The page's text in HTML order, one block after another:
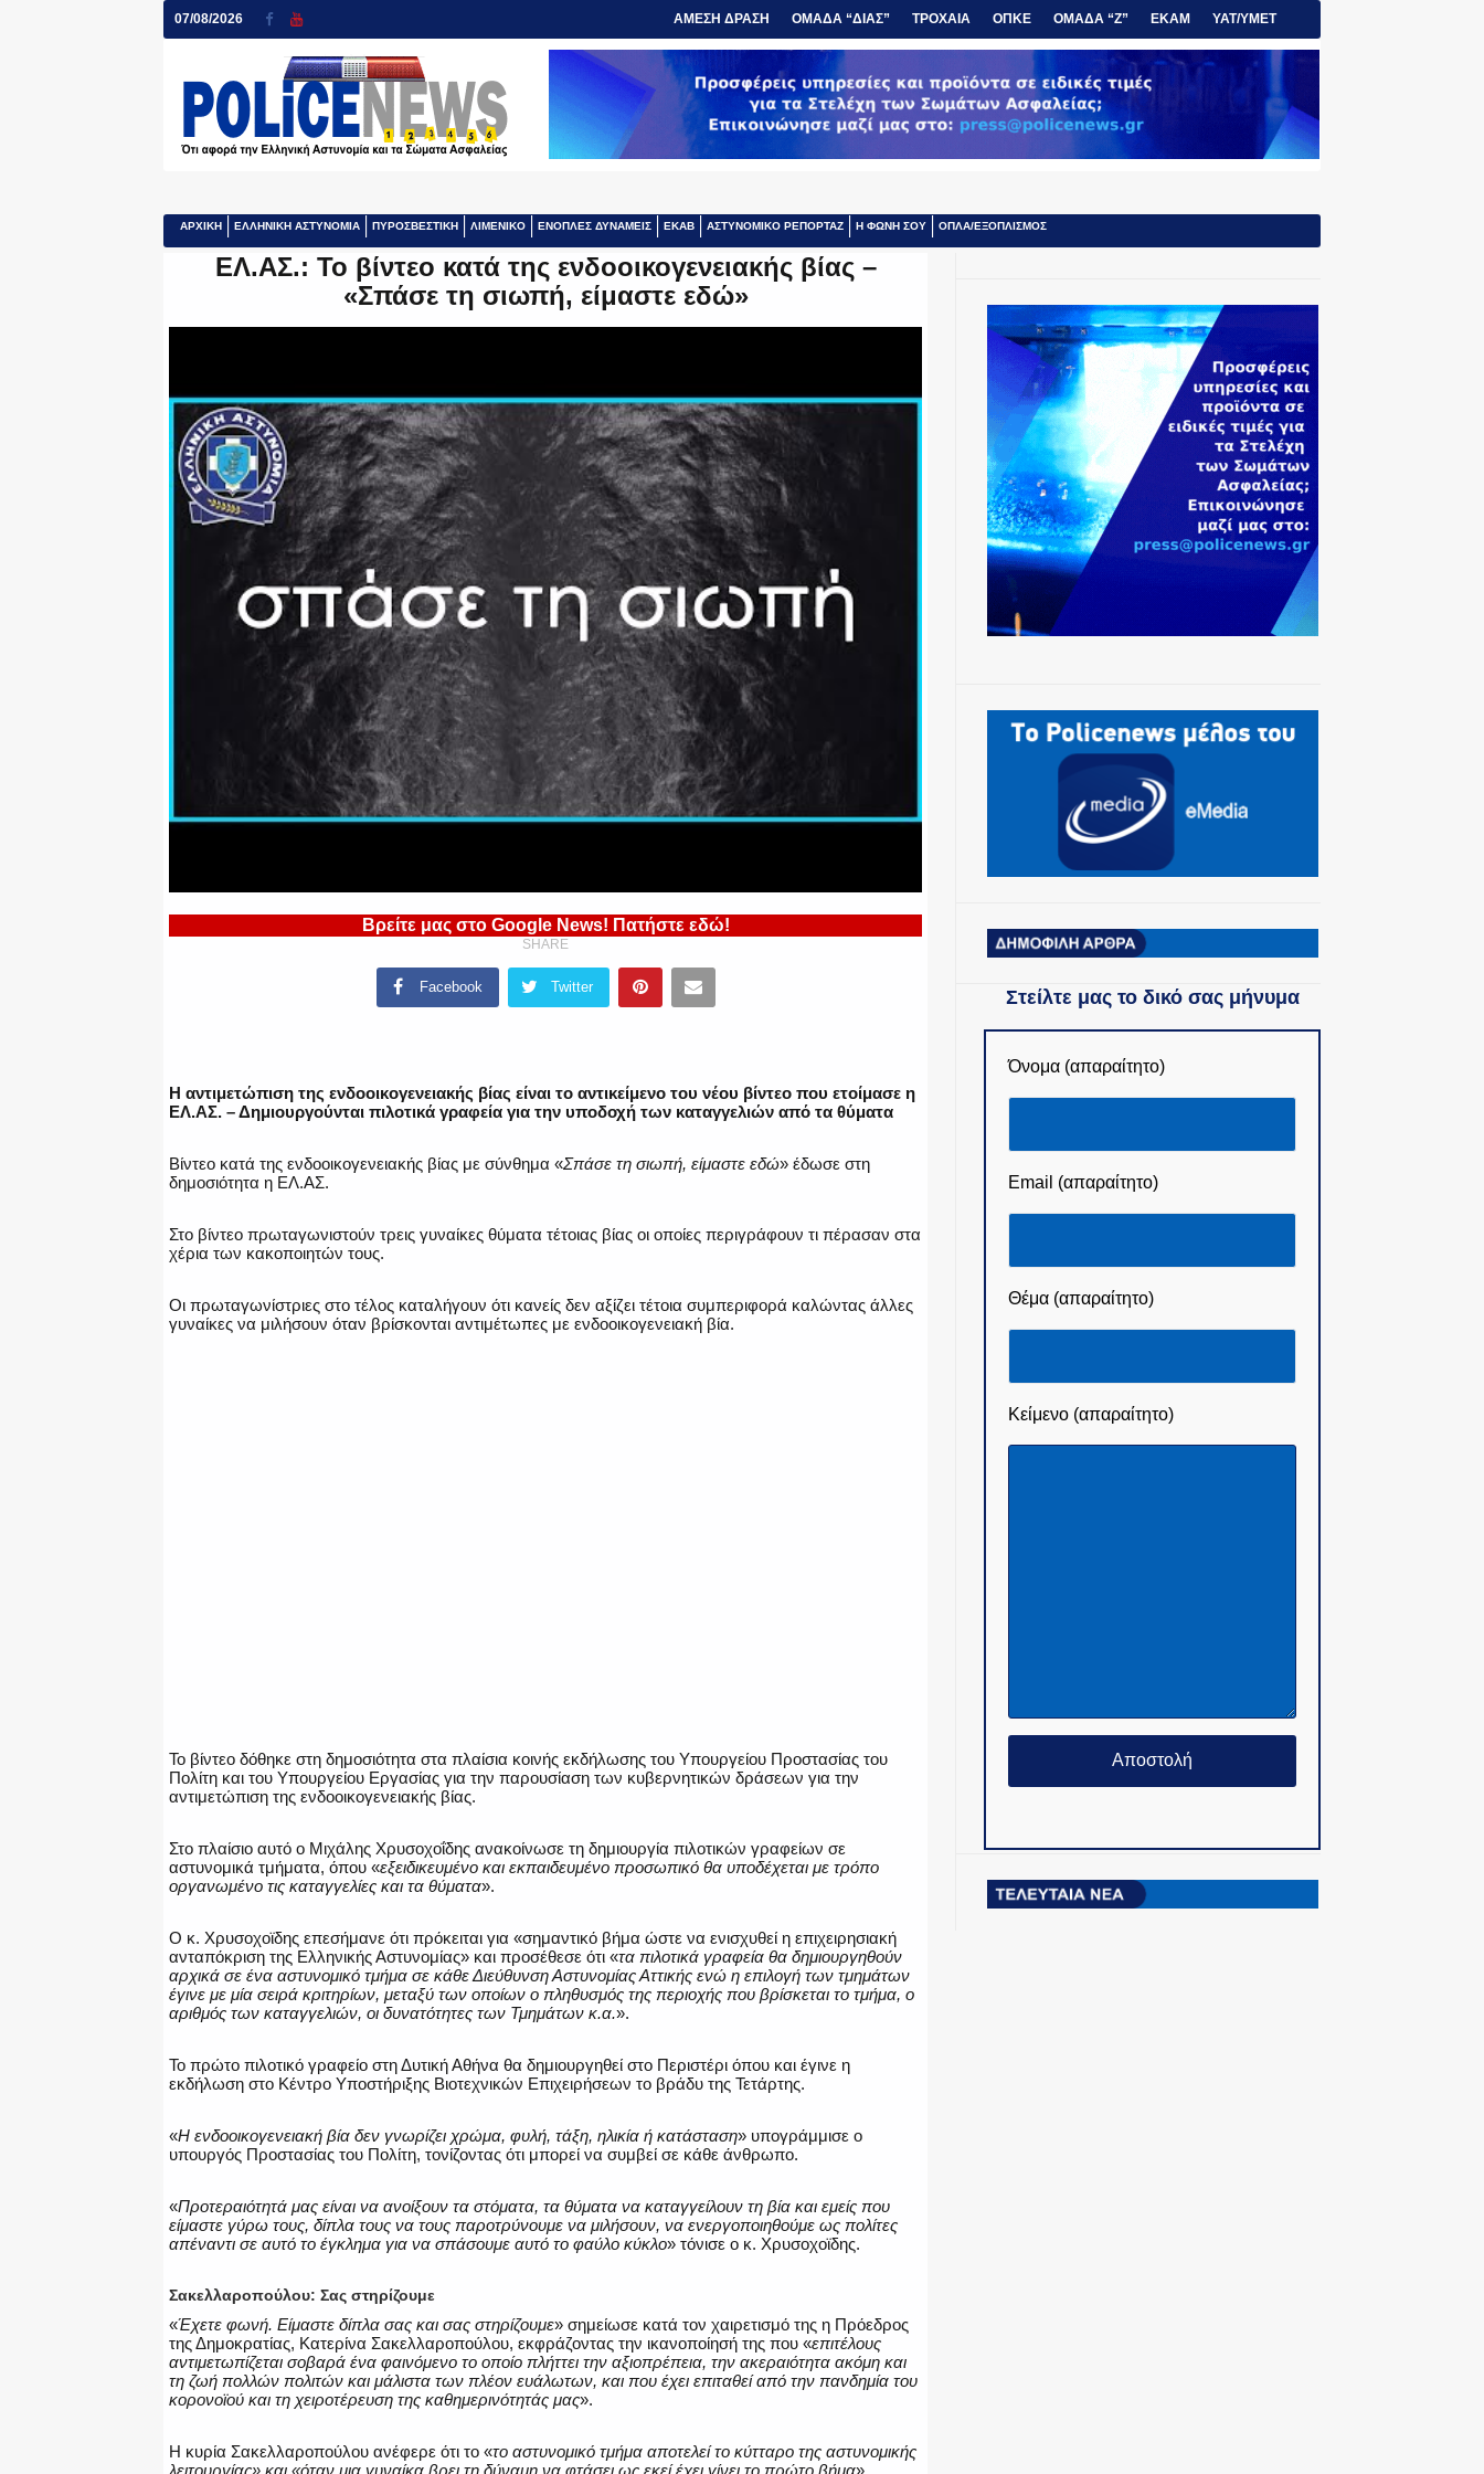
07/08/2026 ΑΜΕΣΗ ΔΡΑΣΗ ΟΜΑΔΑ “ΔΙΑΣ” ΤΡΟΧΑΙΑ ΟΠΚΕ ΟΜΑΔΑ “Ζ” ΕΚΑΜ ΥΑΤ/ΥΜΕΤ
ΑΡΧΙΚΗ ΕΛΛΗΝΙΚΗ ΑΣΤΥΝΟΜΙΑ ΠΥΡΟΣΒΕΣΤΙΚΗ ΛΙΜΕΝΙΚΟ ΕΝΟΠΛΕΣ ΔΥΝΑΜΕΙΣ ΕΚΑΒ ΑΣΤΥΝΟΜΙΚΟ ΡΕΠΟΡΤΑΖ Η ΦΩΝΗ ΣΟΥ ΟΠΛΑ/ΕΞΟΠΛΙΣΜΟΣ
ΕΛ.ΑΣ.: Το βίντεο κατά της ενδοοικογενειακής βίας –
«Σπάσε τη σιωπή, είμαστε εδώ»
Βρείτε μας στο Google News! Πατήστε εδώ!
SHARE
Facebook Twitter
Η αντιμετώπιση της ενδοοικογενειακής βίας είναι το αντικείμενο του νέου βίντεο που ετοίμασε η
ΕΛ.ΑΣ. – Δημιουργούνται πιλοτικά γραφεία για την υποδοχή των καταγγελιών από τα θύματα
Βίντεο κατά της ενδοοικογενειακής βίας με σύνθημα «Σπάσε τη σιωπή, είμαστε εδώ» έδωσε στη
δημοσιότητα η ΕΛ.ΑΣ.
Στο βίντεο πρωταγωνιστούν τρεις γυναίκες θύματα τέτοιας βίας οι οποίες περιγράφουν τι πέρασαν στα
χέρια των κακοποιητών τους.
Οι πρωταγωνίστριες στο τέλος καταλήγουν ότι κανείς δεν αξίζει τέτοια συμπεριφορά καλώντας άλλες
γυναίκες να μιλήσουν όταν βρίσκονται αντιμέτωπες με ενδοοικογενειακή βία.
Το βίντεο δόθηκε στη δημοσιότητα στα πλαίσια κοινής εκδήλωσης του Υπουργείου Προστασίας του
Πολίτη και του Υπουργείου Εργασίας για την παρουσίαση των κυβερνητικών δράσεων για την
αντιμετώπιση της ενδοοικογενειακής βίας.
Στο πλαίσιο αυτό ο Μιχάλης Χρυσοχοΐδης ανακοίνωσε τη δημιουργία πιλοτικών γραφείων σε
αστυνομικά τμήματα, όπου «εξειδικευμένο και εκπαιδευμένο προσωπικό θα υποδέχεται με τρόπο
οργανωμένο τις καταγγελίες και τα θύματα».
Ο κ. Χρυσοχοϊδης επεσήμανε ότι πρόκειται για «σημαντικό βήμα ώστε να ενισχυθεί η επιχειρησιακή
ανταπόκριση της Ελληνικής Αστυνομίας» και προσέθεσε ότι «τα πιλοτικά γραφεία θα δημιουργηθούν
αρχικά σε ένα αστυνομικό τμήμα σε κάθε Διεύθυνση Αστυνομίας Αττικής ενώ η επιλογή των τμημάτων
έγινε με μία σειρά κριτηρίων, μεταξύ των οποίων ο πληθυσμός της περιοχής που βρίσκεται το τμήμα, ο
αριθμός των καταγγελιών, οι δυνατότητες των Τμημάτων κ.α.».
Το πρώτο πιλοτικό γραφείο στη Δυτική Αθήνα θα δημιουργηθεί στο Περιστέρι όπου και έγινε η
εκδήλωση στο Κέντρο Υποστήριξης Βιοτεχνικών Επιχειρήσεων το βράδυ της Τετάρτης.
«Η ενδοοικογενειακή βία δεν γνωρίζει χρώμα, φυλή, τάξη, ηλικία ή κατάσταση» υπογράμμισε ο
υπουργός Προστασίας του Πολίτη, τονίζοντας ότι μπορεί να συμβεί σε κάθε άνθρωπο.
«Προτεραιότητά μας είναι να ανοίξουν τα στόματα, τα θύματα να καταγγείλουν τη βία και εμείς που
είμαστε γύρω τους, δίπλα τους να τους παροτρύνουμε να μιλήσουν, να ενεργοποιηθούμε ως πολίτες
απέναντι σε αυτό το έγκλημα για να σπάσουμε αυτό το φαύλο κύκλο» τόνισε ο κ. Χρυσοχοϊδης.
Σακελλαροπούλου: Σας στηρίζουμε
«Έχετε φωνή. Είμαστε δίπλα σας και σας στηρίζουμε» σημείωσε κατά τον χαιρετισμό της η Πρόεδρος
της Δημοκρατίας, Κατερίνα Σακελλαροπούλου, εκφράζοντας την ικανοποίησή της που «επιτέλους
αντιμετωπίζεται σοβαρά ένα φαινόμενο το οποίο πλήττει την αξιοπρέπεια, την ακεραιότητα ακόμη και
τη ζωή πολλών πολιτών και μάλιστα των πλέον ευάλωτων, και που έχει επιταθεί από την πανδημία του
κορονοϊού και τη χειροτέρευση της καθημερινότητάς μας».
Η κυρία Σακελλαροπούλου ανέφερε ότι το «το αστυνομικό τμήμα αποτελεί το κύτταρο της αστυνομικής
λειτουργίας» και «όταν μια γυναίκα βρει τη δύναμη να φτάσει ως εκεί έχει γίνει το πρώτο βήμα».
Στείλτε μας το δικό σας μήνυμα
Όνομα (απαραίτητο)
Email (απαραίτητο)
Θέμα (απαραίτητο)
Κείμενο (απαραίτητο)